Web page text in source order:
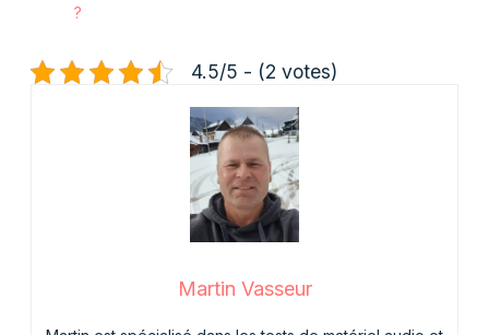
?
4.5/5 - (2 votes)
Martin Vasseur